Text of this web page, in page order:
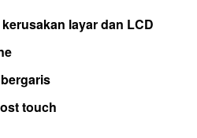
layar dan LCD
touch